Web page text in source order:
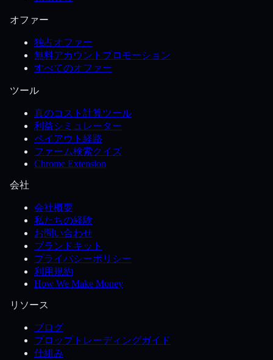
オファー
独占オファー
無料アカウントプロモーション
すべてのオファー
ツール
真のコスト計算ツール
利益シミュレーター
ペイアウト経路
ファーム検索クイズ
Chrome Extension
会社
会社概要
私たちの経験
お問い合わせ
ブランドキット
プライバシーポリシー
利用規約
How We Make Money
リソース
ブログ
プロップトレーディングガイド
仕組み